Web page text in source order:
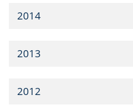
2014
2013
2012